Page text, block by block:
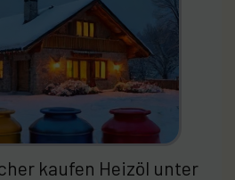
kaufen Heizöl unter